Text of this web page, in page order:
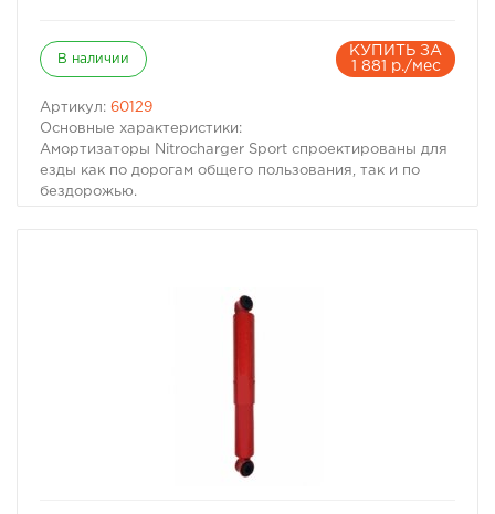
В наличии
КУПИТЬ ЗА
1 881 р./мес
Артикул: 60129
Основные характеристики:
Амортизаторы Nitrocharger Sport спроектированы для
езды как по дорогам общего пользования, так и по
бездорожью.
Амортизаторы Nitrocharger Sport полностью
инженерами в Австралии.
Амортизаторы Nitrocharger Sport улучшают работу
подвески как на больших, так и на малых скоростях.
совместимы со всей подвеской ARB - пружинами,